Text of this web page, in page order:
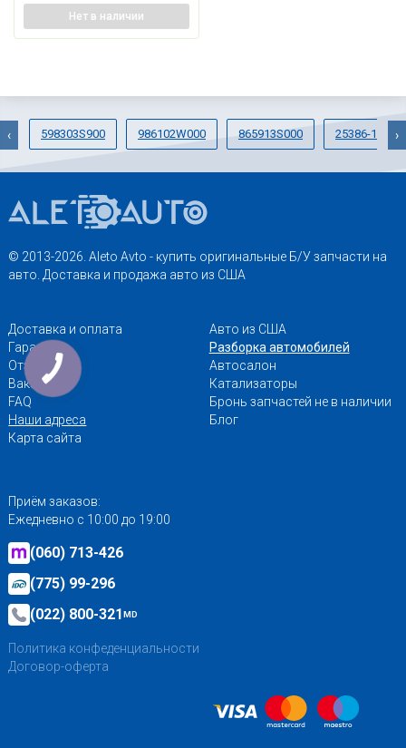
Нет в наличии
598303S900 986102W000 865913S000 25386-1R140
‹ ›
© 2013-2026. Aleto Avto - купить оригинальные Б/У запчасти на
авто. Доставка и продажа авто из США
Доставка и оплата
Гарантии
Отзывы
Вакансии
FAQ
Наши адреса
Карта сайта
Авто из США
Разборка автомобилей
Автосалон
Катализаторы
Бронь запчастей не в наличии
Блог
Приём заказов:
Ежедневно с 10:00 до 19:00
(060) 713-426
(775) 99-296
(022) 800-321MD
Политика конфеденциальности
Договор-оферта